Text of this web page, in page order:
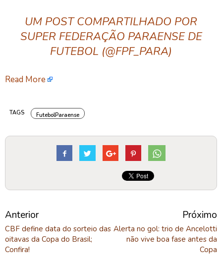
UM POST COMPARTILHADO POR
SUPER FEDERAÇÃO PARAENSE DE
FUTEBOL (@FPF_PARA)
Read More
TAGS FutebolParaense
Anterior
CBF define data do sorteio das
oitavas da Copa do Brasil;
Confira!
Próximo
Alerta no gol: trio de Ancelotti
não vive boa fase antes da
Copa